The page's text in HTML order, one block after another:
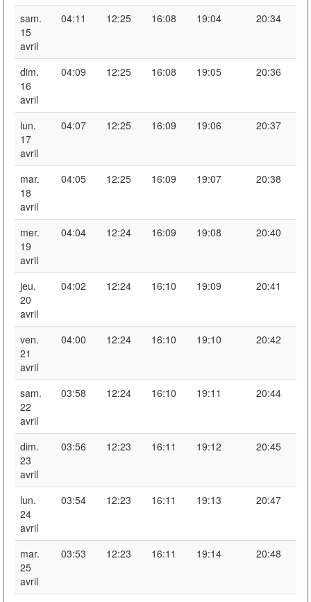
sam.
15
avril
04:11 12:25 16:08 19:04 20:34
dim.
16
avril
04:09 12:25 16:08 19:05 20:36
lun.
17
avril
04:07 12:25 16:09 19:06 20:37
mar.
18
avril
04:05 12:25 16:09 19:07 20:38
mer.
19
avril
04:04 12:24 16:09 19:08 20:40
jeu.
20
avril
04:02 12:24 16:10 19:09 20:41
ven.
21
avril
04:00 12:24 16:10 19:10 20:42
sam.
22
avril
03:58 12:24 16:10 19:11 20:44
dim.
23
avril
03:56 12:23 16:11 19:12 20:45
lun.
24
avril
03:54 12:23 16:11 19:13 20:47
mar.
25
avril
03:53 12:23 16:11 19:14 20:48